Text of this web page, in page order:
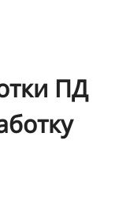
ПД